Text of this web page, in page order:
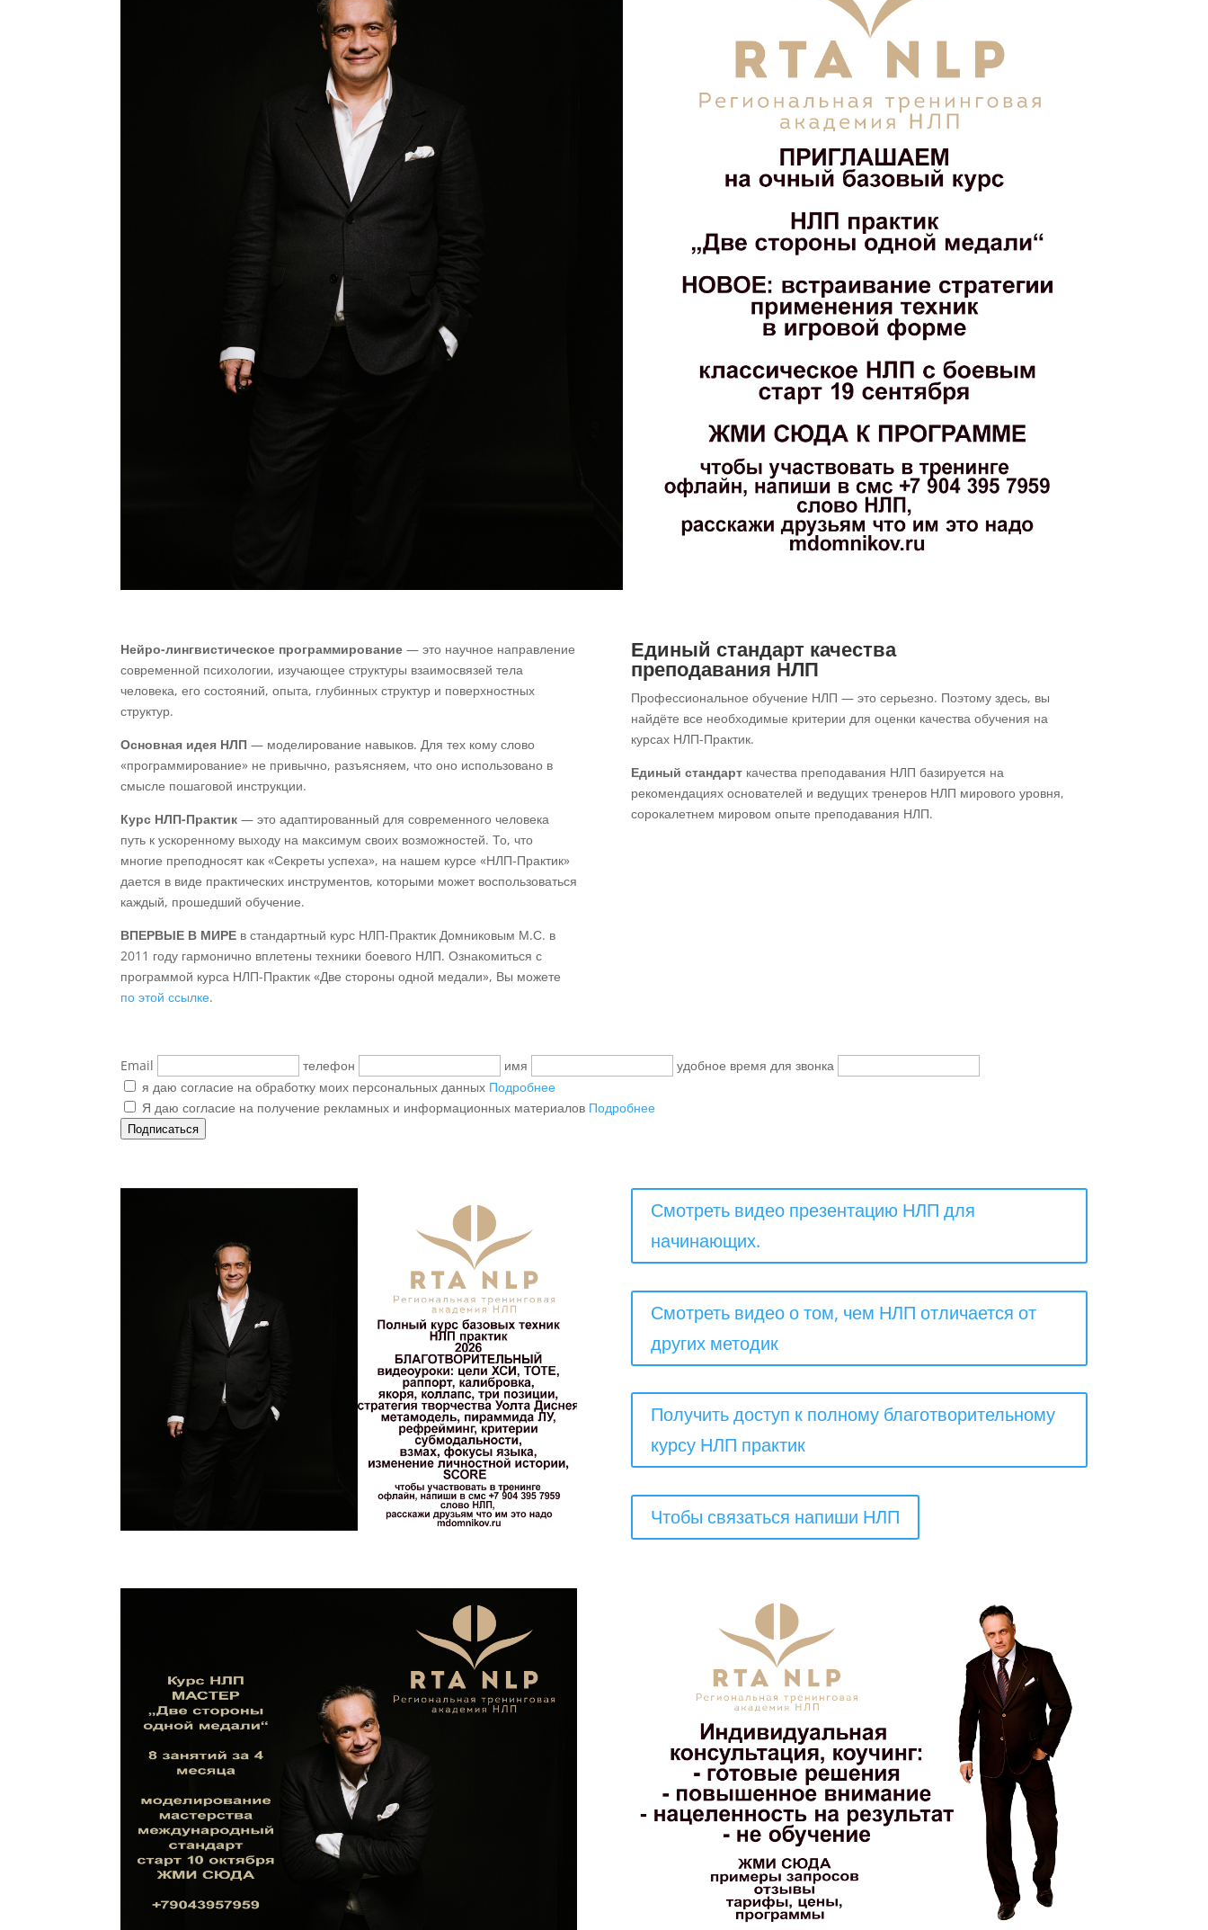
Нейро-лингвистическое программирование — это научное направление
современной психологии, изучающее структуры взаимосвязей тела
человека, его состояний, опыта, глубинных структур и поверхностных
структур.
Основная идея НЛП — моделирование навыков. Для тех кому слово
«программирование» не привычно, разъясняем, что оно использовано в
смысле пошаговой инструкции.
Курс НЛП-Практик — это адаптированный для современного человека
путь к ускоренному выходу на максимум своих возможностей. То, что
многие преподносят как «Секреты успеха», на нашем курсе «НЛП-Практик»
дается в виде практических инструментов, которыми может воспользоваться
каждый, прошедший обучение.
ВПЕРВЫЕ В МИРЕ в стандартный курс НЛП-Практик Домниковым М.С. в
2011 году гармонично вплетены техники боевого НЛП. Ознакомиться с
программой курса НЛП-Практик «Две стороны одной медали», Вы можете
по этой ссылке.
Единый стандарт качества
преподавания НЛП
Профессиональное обучение НЛП — это серьезно. Поэтому здесь, вы
найдёте все необходимые критерии для оценки качества обучения на
курсах НЛП-Практик.
Единый стандарткачества преподавания НЛП базируется на
рекомендациях основателей и ведущих тренеров НЛП мирового уровня,
сорокалетнем мировом опыте преподавания НЛП.
Email телефон имя
удобное время для звонка
я даю согласие на обработку моих персональных данных Подробнее
Я даю согласие на получение рекламных и информационных материалов Подробнее
Подписаться
Смотреть видео презентацию НЛП для
начинающих.
Смотреть видео о том, чем НЛП отличается от
других методик
Получить доступ к полному благотворительному
курсу НЛП практик
Чтобы связаться напиши НЛП